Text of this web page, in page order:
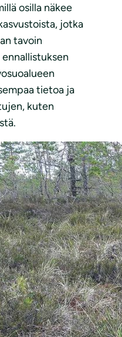
osilla näkee
jotka
tavoin
tietoa ja
kuten